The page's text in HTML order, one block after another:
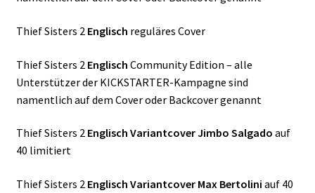
Thief Sisters 2 Englisch reguläres Cover
Thief Sisters 2 Englisch Community Edition – alle
Unterstützer der KICKSTARTER-Kampagne sind
namentlich auf dem Cover oder Backcover genannt
Thief Sisters 2 Englisch VariantcoverJimbo Salgado auf
40 limitiert
Thief Sisters 2 Englisch Variantcover Max Bertolini auf 40